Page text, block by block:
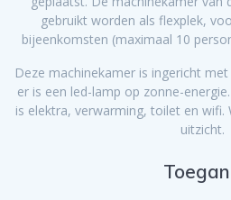
gebruikt worden als flexplek,
bijeenkomsten (maximaal 10
Deze machinekamer is ingericht
er is een led-lamp op zonne-
is elektra, verwarming, toilet en wifi.
uitzicht.